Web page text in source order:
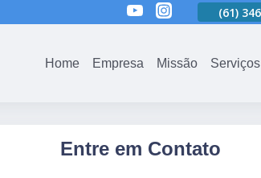
3465-5301 (61)
Home Empresa Missão Serviços
Entre em Contato